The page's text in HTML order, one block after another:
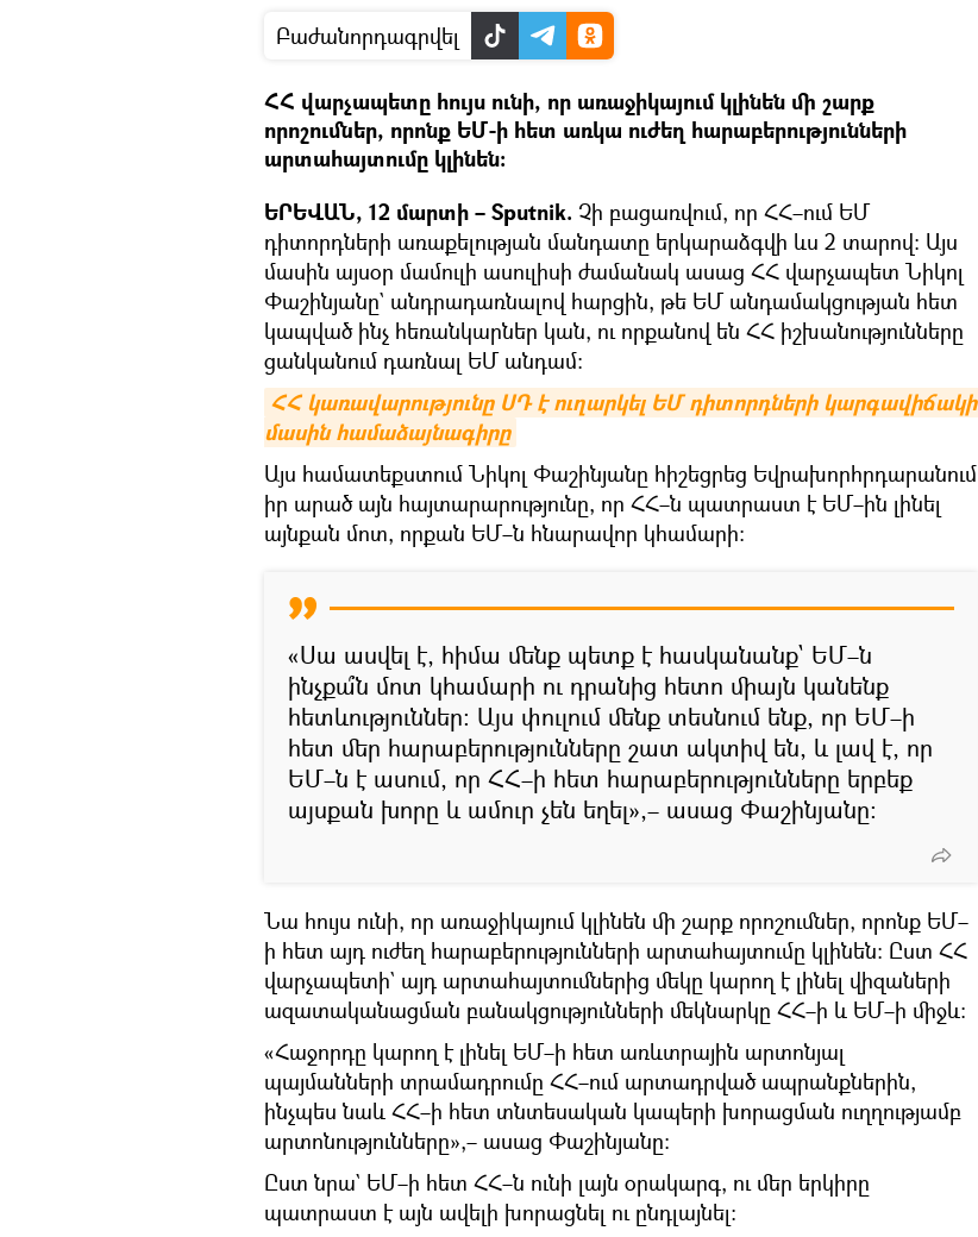
Բաժանորդագրվել
ՀՀ վարչապետը հույս ունի, որ առաջիկայում կլինեն մի շարք
որոշումներ, որոնք ԵՄ-ի հետ առկա ուժեղ հարաբերությունների
արտահայտումը կլինեն։
ԵՐԵՎԱՆ, 12 մարտի – Sputnik. Չի բացառվում, որ ՀՀ–ում ԵՄ
դիտորդների առաքելության մանդատը երկարաձգվի ևս 2 տարով։ Այս
մասին այսօր մամուլի ասուլիսի ժամանակ ասաց ՀՀ վարչապետ Նիկոլ
Փաշինյանը` անդրադառնալով հարցին, թե ԵՄ անդամակցության հետ
կապված ինչ հեռանկարներ կան, ու որքանով են ՀՀ իշխանությունները
ցանկանում դառնալ ԵՄ անդամ։
ՀՀ կառավարությունը ՍԴ է ուղարկել ԵՄ դիտորդների կարգավիճակի
մասին համաձայնագիրը
Այս համատեքստում Նիկոլ Փաշինյանը հիշեցրեց Եվրախորհրդարանում
իր արած այն հայտարարությունը, որ ՀՀ–ն պատրաստ է ԵՄ–ին լինել
այնքան մոտ, որքան ԵՄ–ն հնարավոր կհամարի։
«Սա ասվել է, հիմա մենք պետք է հասկանանք` ԵՄ–ն
ինչքա՞ն մոտ կհամարի ու դրանից հետո միայն կանենք
հետևություններ։ Այս փուլում մենք տեսնում ենք, որ ԵՄ–ի
հետ մեր հարաբերությունները շատ ակտիվ են, և լավ է, որ
ԵՄ–ն է ասում, որ ՀՀ–ի հետ հարաբերությունները երբեք
այսքան խորը և ամուր չեն եղել»,– ասաց Փաշինյանը։
Նա հույս ունի, որ առաջիկայում կլինեն մի շարք որոշումներ, որոնք ԵՄ–
ի հետ այդ ուժեղ հարաբերությունների արտահայտումը կլինեն։ Ըստ ՀՀ
վարչապետի` այդ արտահայտումներից մեկը կարող է լինել վիզաների
ազատականացման բանակցությունների մեկնարկը ՀՀ–ի և ԵՄ–ի միջև։
«Հաջորդը կարող է լինել ԵՄ–ի հետ առևտրային արտոնյալ
պայմանների տրամադրումը ՀՀ–ում արտադրված ապրանքներին,
ինչպես նաև ՀՀ–ի հետ տնտեսական կապերի խորացման ուղղությամբ
արտոնությունները»,– ասաց Փաշինյանը։
Ըստ նրա` ԵՄ–ի հետ ՀՀ–ն ունի լայն օրակարգ, ու մեր երկիրը
պատրաստ է այն ավելի խորացնել ու ընդլայնել։